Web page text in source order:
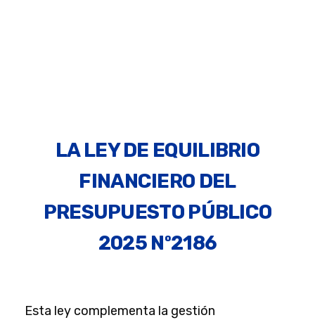
LA LEY DE EQUILIBRIO
FINANCIERO DEL
PRESUPUESTO PÚBLICO
2025 Nº2186
Esta ley complementa la gestión